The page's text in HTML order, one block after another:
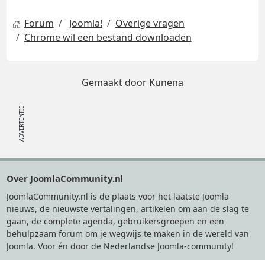
Forum Joomla!
Overige vragen
Chrome wil een bestand downloaden
Gemaakt door Kunena
Over JoomlaCommunity.nl
JoomlaCommunity.nl is de plaats voor het laatste Joomla
nieuws, de nieuwste vertalingen, artikelen om aan de slag te
gaan, de complete agenda, gebruikersgroepen en een
behulpzaam forum om je wegwijs te maken in de wereld van
Joomla. Voor én door de Nederlandse Joomla-community!